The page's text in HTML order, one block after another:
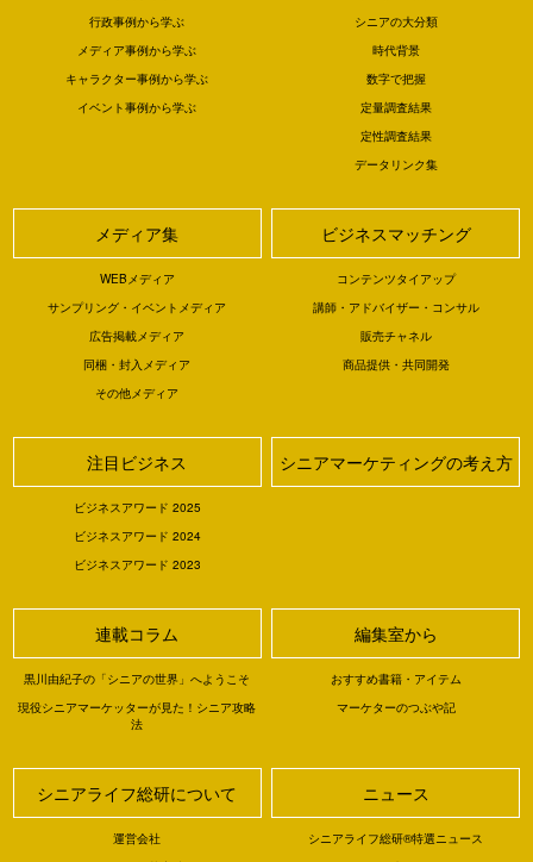
行政事例から学ぶ
メディア事例から学ぶ
キャラクター事例から学ぶ
イベント事例から学ぶ
シニアの大分類
時代背景
数字で把握
定量調査結果
定性調査結果
データリンク集
メディア集
WEBメディア
サンプリング・イベントメディア
広告掲載メディア
同梱・封入メディア
その他メディア
ビジネスマッチング
コンテンツタイアップ
講師・アドバイザー・コンサル
販売チャネル
商品提供・共同開発
注目ビジネス
ビジネスアワード 2025
ビジネスアワード 2024
ビジネスアワード 2023
シニアマーケティングの考え方
連載コラム
黒川由紀子の「シニアの世界」へようこそ
現役シニアマーケッターが見た！シニア攻略
法
編集室から
おすすめ書籍・アイテム
マーケターのつぶや記
シニアライフ総研について
運営会社
ニュース
シニアライフ総研®特選ニュース